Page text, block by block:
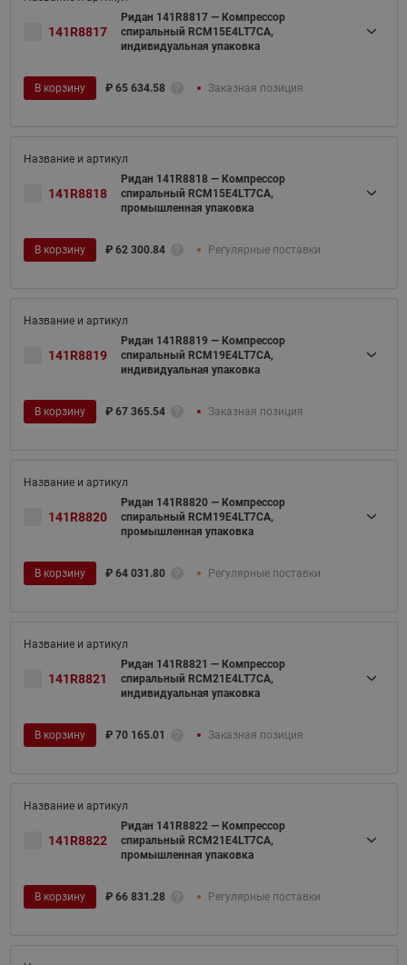
141R8817
Ридан 141R8817 — Компрессор
спиральный RCM15E4LT7CA,
индивидуальная упаковка
В корзину ₽ 65 634.58 Заказная позиция
141R8818
Ридан 141R8818 — Компрессор
спиральный RCM15E4LT7CA,
промышленная упаковка
В корзину ₽ 62 300.84 Регулярные поставки
141R8819
Ридан 141R8819 — Компрессор
спиральный RCM19E4LT7CA,
индивидуальная упаковка
В корзину ₽ 67 365.54 Заказная позиция
141R8820
Ридан 141R8820 — Компрессор
спиральный RCM19E4LT7CA,
промышленная упаковка
В корзину ₽ 64 031.80 Регулярные поставки
141R8821
Ридан 141R8821 — Компрессор
спиральный RCM21E4LT7CA,
индивидуальная упаковка
В корзину ₽ 70 165.01 Заказная позиция
141R8822
Ридан 141R8822 — Компрессор
спиральный RCM21E4LT7CA,
промышленная упаковка
В корзину ₽ 66 831.28 Регулярные поставки